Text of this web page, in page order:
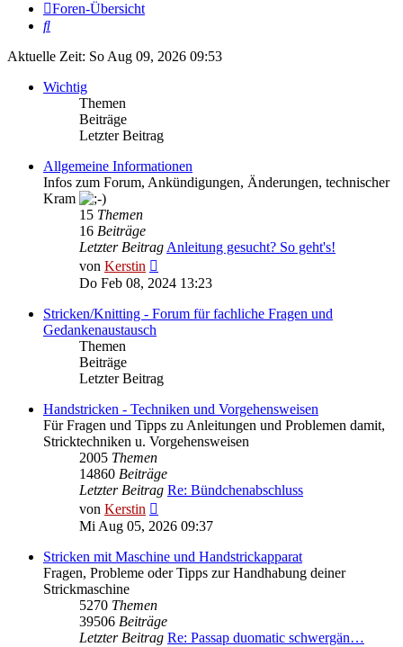
Foren-Übersicht
Suche
Aktuelle Zeit: So Aug 09, 2026 09:53
Wichtig
Themen
Beiträge
Letzter Beitrag
Allgemeine Informationen
Infos zum Forum, Ankündigungen, Änderungen, technischer
Kram
15 Themen
16 Beiträge
Letzter BeitragAnleitung gesucht? So geht's!
von Kerstin
Beitrag
Do Feb 08, 2024 13:23
Stricken/Knitting - Forum für fachliche Fragen und
Gedankenaustausch
Themen
Beiträge
Letzter Beitrag
Handstricken - Techniken und Vorgehensweisen
Für Fragen und Tipps zu Anleitungen und Problemen damit,
Stricktechniken u. Vorgehensweisen
2005 Themen
14860 Beiträge
Letzter Beitrag Re: Bündchenabschluss
von Kerstin
Beitrag
Mi Aug 05, 2026 09:37
Stricken mit Maschine und Handstrickapparat
Fragen, Probleme oder Tipps zur Handhabung deiner
Strickmaschine
5270 Themen
39506 Beiträge
Letzter Beitrag Re: Passap duomatic schwergän…